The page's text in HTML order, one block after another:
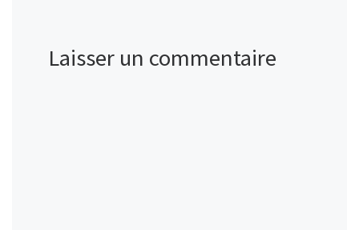
Laisser un commentaire